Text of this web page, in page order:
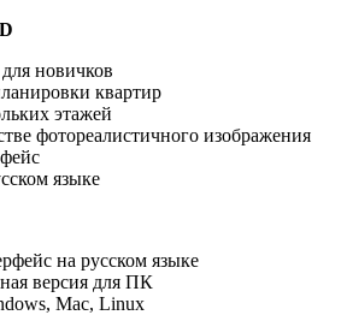
новичков
квартир
этажей
фотореалистичного изображения
языке
на русском языке
версия для ПК
Mac, Linux